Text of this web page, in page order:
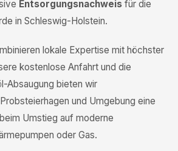
Entsorgungsnachweis für die
in Schleswig-Holstein.
lokale Expertise mit höchster
kostenlose Anfahrt und die
Absaugung bieten wir
und Umgebung eine
Umstieg auf moderne
oder Gas.